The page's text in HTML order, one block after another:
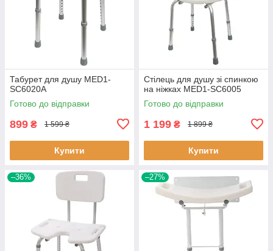
Табурет для душу MED1-
SC6020A
Готово до відправки
899 ₴ 1 599 ₴
Купити
Стілець для душу зі спинкою
на ніжках MED1-SC6005
Готово до відправки
1 199 ₴ 1 899 ₴
Купити
–36% –27%